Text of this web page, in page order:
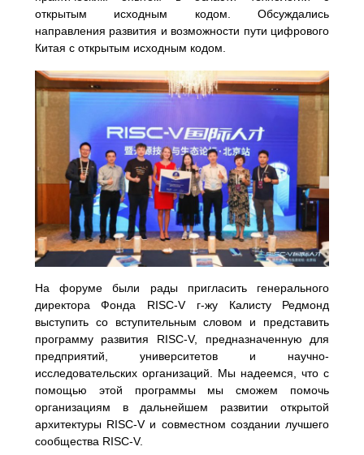
открытым исходным кодом. Обсуждались
направления развития и возможности пути цифрового
Китая с открытым исходным кодом.
На форуме были рады пригласить генерального
директора Фонда RISC-V г-жу Калисту Редмонд
выступить со вступительным словом и представить
программу развития RISC-V, предназначенную для
предприятий, университетов и научно-
исследовательских организаций. Мы надеемся, что с
помощью этой программы мы сможем помочь
организациям в дальнейшем развитии открытой
архитектуры RISC-V и совместном создании лучшего
сообщества RISC-V.